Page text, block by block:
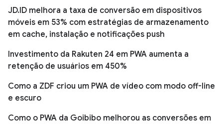
JD.ID melhora a taxa de conversão em dispositivos
móveis em 53% com estratégias de armazenamento
em cache, instalação e notificações push
Investimento da Rakuten 24 em PWA aumenta a
retenção de usuários em 450%
Como a ZDF criou um PWA de vídeo com modo off-line
e escuro
Como o PWA da Goibibo melhorou as conversões em